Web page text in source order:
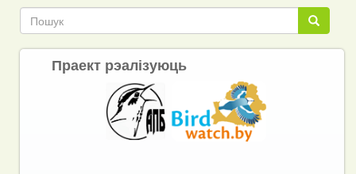
Пошук
Пошук
Праект рэалізуюць